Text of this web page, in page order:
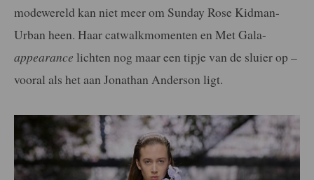
modewereld kan niet meer om Sunday Rose Kidman-
Urban heen. Haar catwalkmomenten en Met Gala-
appearance lichten nog maar een tipje van de sluier op –
vooral als het aan Jonathan Anderson ligt.